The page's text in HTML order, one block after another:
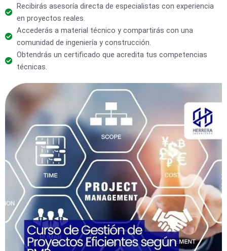
Recibirás asesoría directa de especialistas con experiencia
en proyectos reales.
Accederás a material técnico y compartirás con una
comunidad de ingeniería y construcción.
Obtendrás un certificado que acredita tus competencias
técnicas.
El
precio
original
era:
$459.990.
El
precio
actual
es:
$183.996.